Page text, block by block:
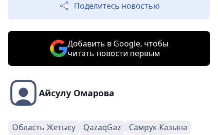
Поделитесь новостью
Добавить в Google, чтобы
читать новости первым
Айсулу Омарова
Область Жетысу QazaqGaz
Самрук-Казына